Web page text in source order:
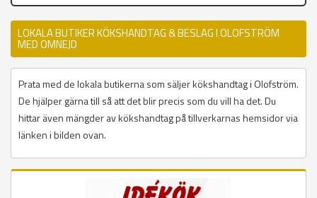
LOKALA BUTIKER KÖKSHANDTAG & BESLAG I OLOFSTRÖM
MED OMNEJD
Prata med de lokala butikerna som säljer kökshandtag i Olofström.
De hjälper gärna till så att det blir precis som du vill ha det. Du
hittar även mängder av kökshandtag på tillverkarnas hemsidor via
länken i bilden ovan.